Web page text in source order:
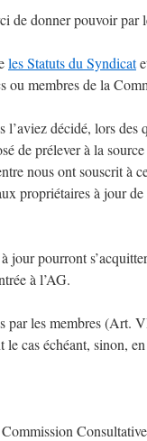
de donner pouvoir
les Statuts du Syndicat
ou membres de la
décidé, lors des
de prélever à la
nous ont souscrit à
propriétaires à jour
jour pourront
à l’AG.
par les membres (Art.
cas échéant, sinon,
Consultative